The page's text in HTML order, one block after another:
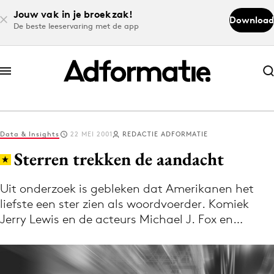
Jouw vak in je broekzak!
De beste leeservaring met de app
Download
Abonneer nu
Abonneer nu
Log in
Download de app
Volg het laatste nieuws via de Adformatie
Nieuws app
Data & Insights 22 MEI 2001 REDACTIE ADFORMATIE
Sterren trekken de aandacht
Uit onderzoek is gebleken dat Amerikanen het
liefste een ster zien als woordvoerder. Komiek
Jerry Lewis en de acteurs Michael J. Fox en…